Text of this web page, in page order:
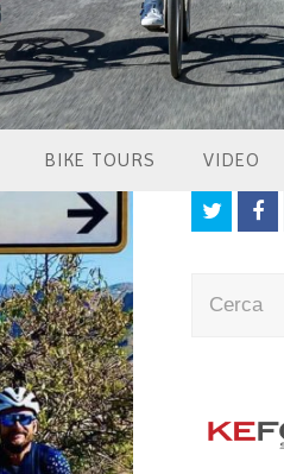
BIKE TOURS VIDEO
Twitter